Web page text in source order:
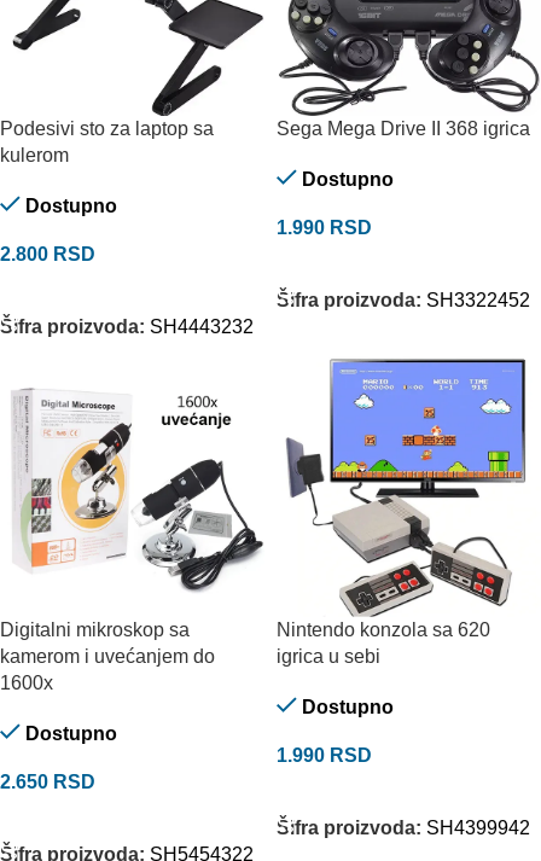
Podesivi sto za laptop sa
kulerom
Dostupno
2.800 RSD
Šifra proizvoda: SH4443232
Sega Mega Drive II 368 igrica
Dostupno
1.990 RSD
Šifra proizvoda: SH3322452
Digitalni mikroskop sa
kamerom i uvećanjem do
1600x
Dostupno
2.650 RSD
Šifra proizvoda: SH5454322
Nintendo konzola sa 620
igrica u sebi
Dostupno
1.990 RSD
Šifra proizvoda: SH4399942